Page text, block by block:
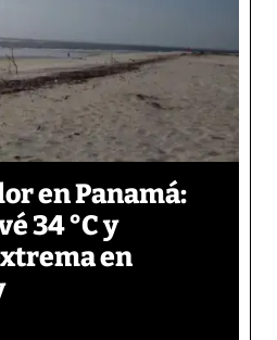
en Panamá:
34 °C y
en